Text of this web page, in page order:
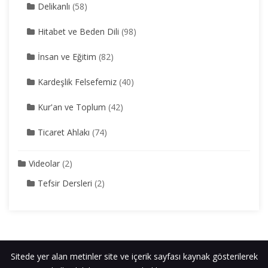
Delikanlı (58)
Hitabet ve Beden Dili (98)
İnsan ve Eğitim (82)
Kardeşlik Felsefemiz (40)
Kur'an ve Toplum (42)
Ticaret Ahlakı (74)
Videolar (2)
Tefsir Dersleri (2)
Sitede yer alan metinler site ve içerik sayfası kaynak gösterilerek